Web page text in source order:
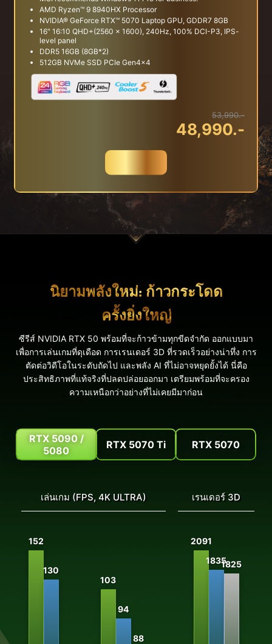
AMD Ryzen™ 9 8940HX Processor
NVIDIA® GeForce RTX™ 5070 Laptop GPU, GDDR7 8GB
16" 16:10 QHD+(2560 x 1600), 240Hz, 100% DCI-P3, IPS-
level panel
DDR5 16GB (8GB*2)
512GB NVMe SSD PCIe Gen4x4
53,990.-
48,990.-
นิยามพลังใหม่: ก้าวกระโดด
ครั้งยิ่งใหญ่
ซีรีส์ NVIDIA RTX 50 พร้อมที่จะก้าวข้ามทุกขีดจำกัด ออกแบบมา
เพื่อการเล่นเกมที่ดุเดือด การเรนเดอร์ 3D ที่รวดเร็วอย่างน่าทึ่ง การ
ตัดต่อวิดีโอในระดับถัดไป และพลัง AI ที่ไม่อาจหยุดยั้งได้ นี่คือ
ประสิทธิภาพที่แท้จริงที่ปลดปล่อยออกมา เตรียมพร้อมที่จะครอง
ความเหนือกว่าอย่างที่ไม่เคยมีมาก่อน
RTX 5090 /
5080
RTX 5070 Ti RTX 5070
เล่นเกม (FPS, 4K ULTRA)
152
130
103
94
88
เรนเดอร์ 3D
2091
18351825